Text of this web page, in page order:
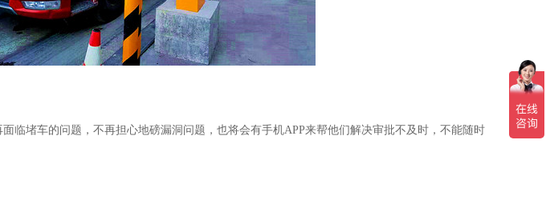
堵车的问题，不再担心地磅漏洞问题，也将会有手机APP来帮他们解决审批不及时，不能随时